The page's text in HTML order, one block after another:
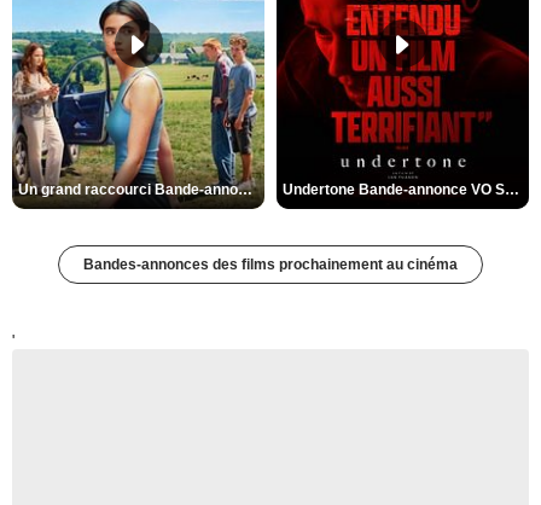
Un grand raccourci Bande-annonce VF Undertone Bande-annonce VO STFR
Bandes-annonces des films prochainement au cinéma
'